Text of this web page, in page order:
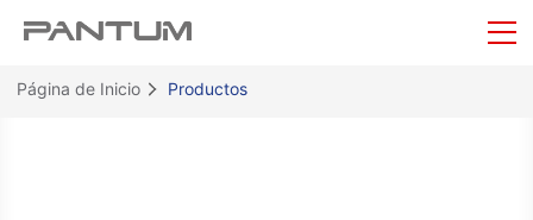
Página de Inicio Productos